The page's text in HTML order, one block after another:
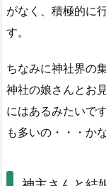
がなく、積極的に
す。
ちなみに神社界の
神社の娘さんとお
にはあるみたいで
も多いの・・・か